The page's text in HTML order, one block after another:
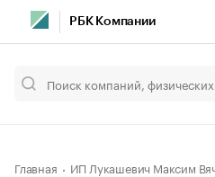
РБК Компании
Главная ИП Лукашевич Максим